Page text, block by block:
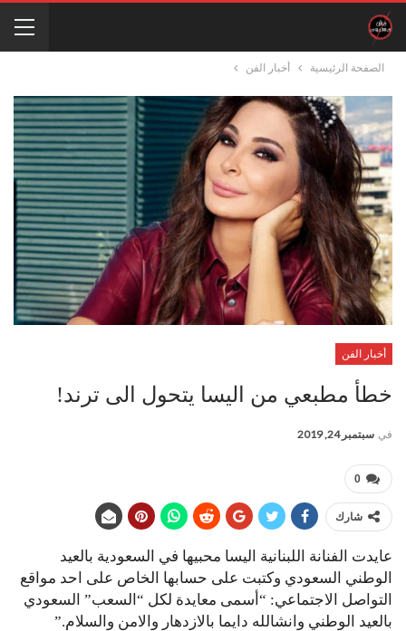
الصفحة الرئيسية أخبار الفن
أخبار الفن
خطأ مطبعي من اليسا يتحول الى ترند!
في سبتمبر 24, 2019
0
شارك
عايدت الفنانة اللبنانية اليسا محبيها في السعودية بالعيد
الوطني السعودي وكتبت على حسابها الخاص على احد مواقع
التواصل الاجتماعي: “أسمى معايدة لكل “السعب” السعودي
بالعيد الوطني وانشالله دايما بالازدهار والامن والسلام.”